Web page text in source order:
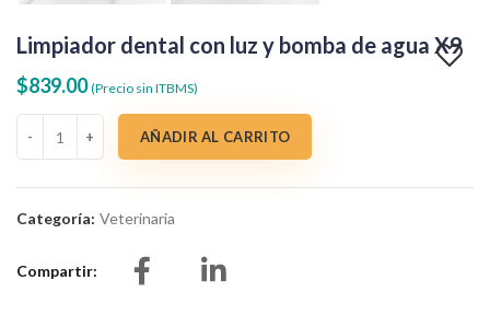
Limpiador dental con luz y bomba de agua X9
$839.00 (Precio sin ITBMS)
Limpiador dental con luz y bomba de agua X9 cantidad
AÑADIR AL CARRITO
Categoría: Veterinaria
Compartir